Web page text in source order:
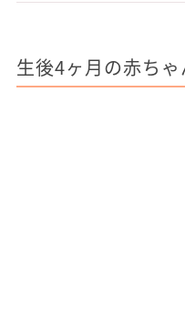
生後4ヶ月の赤ち